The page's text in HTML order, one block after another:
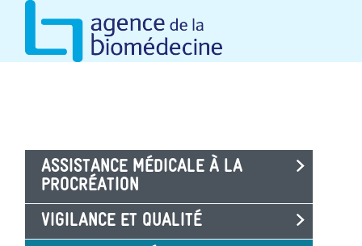
contenu
ASSISTANCE MÉDICALE À LA
PROCRÉATION
VIGILANCE ET QUALITÉ